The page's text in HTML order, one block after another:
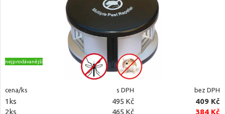
nejprodávanější
cena/ks s DPH bez DPH
1ks 495 Kč
409 Kč
2ks
465 Kč
384 Kč